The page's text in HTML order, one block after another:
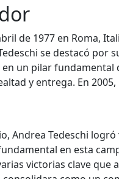
de 1977 en Roma,
se destacó
un pilar fundamental
y entrega. En
Andrea Tedeschi
en esta
victorias clave